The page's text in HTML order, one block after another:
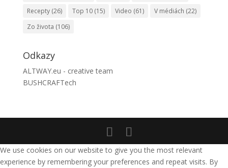
Recepty(26) Top 10(15) Video (61) V médiách (22)
Zo života (106)
Odkazy
ALTWAY.eu - creative team
BUSHCRAFTech
We use cookies on our website to give you the most relevant
experience by remembering your preferences and repeat visits. By